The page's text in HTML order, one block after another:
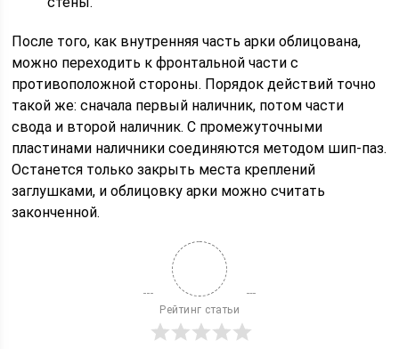
После того, как внутренняя часть арки облицована,
можно переходить к фронтальной части с
противоположной стороны. Порядок действий точно
такой же: сначала первый наличник, потом части
свода и второй наличник. С промежуточными
пластинами наличники соединяются методом шип-паз.
Останется только закрыть места креплений
заглушками, и облицовку арки можно считать
законченной.
Рейтинг статьи